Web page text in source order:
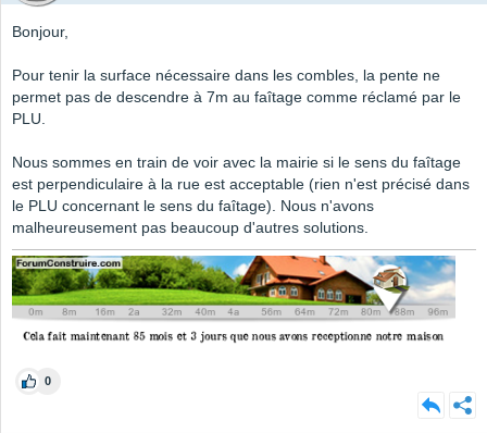
Bonjour,
Pour tenir la surface nécessaire dans les combles, la pente ne
permet pas de descendre à 7m au faîtage comme réclamé par le
PLU.
Nous sommes en train de voir avec la mairie si le sens du faîtage
est perpendiculaire à la rue est acceptable (rien n'est précisé dans
le PLU concernant le sens du faîtage). Nous n'avons
malheureusement pas beaucoup d'autres solutions.
0